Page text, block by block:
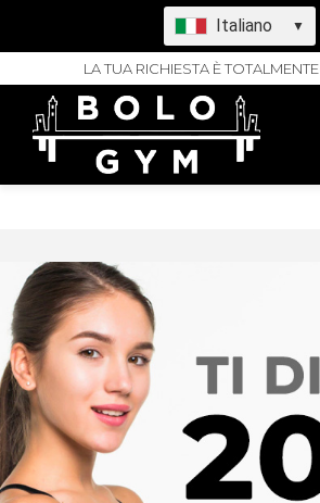
Italiano ▼
LA TUA RICHIESTA È TOTALMENTE